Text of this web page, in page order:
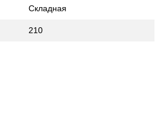
Складная
210